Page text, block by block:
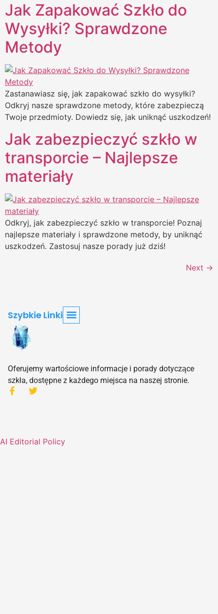
Jak Zapakować Szkło do
Wysyłki? Sprawdzone
Metody
Zastanawiasz się, jak zapakować szkło do wysyłki?
Odkryj nasze sprawdzone metody, które zabezpieczą
Twoje przedmioty. Dowiedz się, jak uniknąć uszkodzeń!
Jak zabezpieczyć szkło w
transporcie – Najlepsze
materiały
Odkryj, jak zabezpieczyć szkło w transporcie! Poznaj
najlepsze materiały i sprawdzone metody, by uniknąć
uszkodzeń. Zastosuj nasze porady już dziś!
Next →
Oferujemy wartościowe informacje i porady dotyczące
szkła, dostępne z każdego miejsca na naszej stronie.
Szybkie Linki
AI Editorial Policy